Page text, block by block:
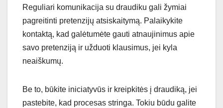
Reguliari komunikacija su draudiku gali žymiai
pagreitinti pretenzijų atsiskaitymą. Palaikykite
kontaktą, kad galėtumėte gauti atnaujinimus apie
savo pretenziją ir užduoti klausimus, jei kyla
neaiškumų.
Be to, būkite iniciatyvūs ir kreipkitės į draudiką, jei
pastebite, kad procesas stringa. Tokiu būdu galite